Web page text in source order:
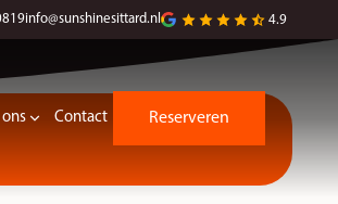
info@sunshinesittard.nl 4.9
Contact Reserveren